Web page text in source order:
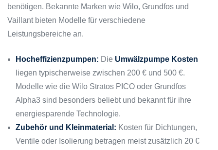
benötigen. Bekannte Marken wie Wilo, Grundfos und
Vaillant bieten Modelle für verschiedene
Leistungsbereiche an.
Hocheffizienzpumpen: Die Umwälzpumpe Kosten
liegen typischerweise zwischen 200 € und 500 €.
Modelle wie die Wilo Stratos PICO oder Grundfos
Alpha3 sind besonders beliebt und bekannt für ihre
energiesparende Technologie.
Zubehör und Kleinmaterial: Kosten für Dichtungen,
Ventile oder Isolierung betragen meist zusätzlich 20 €